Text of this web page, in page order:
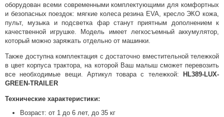
оборудован всеми современными комплектующими для комфортных
и безопасных поездок: мягкие колеса резина EVA, кресло ЭКО кожа,
пульт, музыка и подсветка фар станут приятным дополнением к
качественной игрушке. Модель имеет легкосъемный аккумулятор,
который можно заряжать отдельно от машинки.
Также доступна комплектация с достаточно вместительной тележкой
в цвет корпуса трактора, на которой Ваш малыш сможет перевозить
все необходимые вещи. Артикул товара с тележкой:
HL389-LUX-
GREEN-TRAILER
Технические характеристики:
Возраст: от 1 до 6 лет, до 35 кг